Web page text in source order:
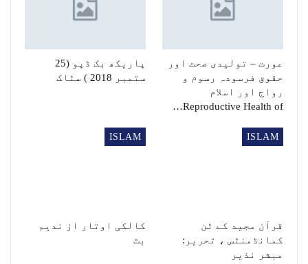
عورت – تولیدی صحت اور
حقوق فرسودہ رسوم و
رواج اور اسلام
Reproductive Health of…
پاریکھ بک ڈپو (25
ستمبر 2018 ) سٹاک
ISLAM
قرآن مجید کے ٹن
کمانڈمنٹس ، تحریر:
مبشر نذیر
ISLAM
کالکی اوتار از ندیم
بٹ